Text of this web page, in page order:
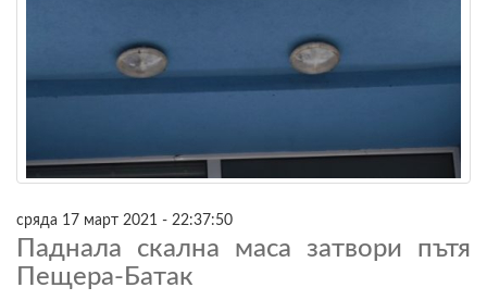
сряда 17 март 2021 - 22:37:50
Паднала скална маса затвори пътя
Пещера-Батак